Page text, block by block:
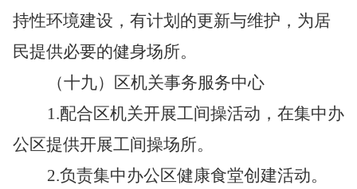
持性环境建设，有计划的更新与维护，为居
民提供必要的健身场所。
（十九）区机关事务服务中心
1.配合区机关开展工间操活动，在集中办
公区提供开展工间操场所。
2.负责集中办公区健康食堂创建活动。